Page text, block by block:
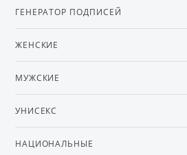
ГЕНЕРАТОР ПОДПИСЕЙ
ЖЕНСКИЕ
МУЖСКИЕ
УНИСЕКС
НАЦИОНАЛЬНЫЕ